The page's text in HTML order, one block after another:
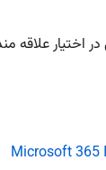
اختیار علاقه